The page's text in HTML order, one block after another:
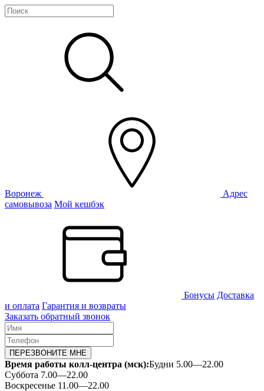
Воронеж
Адрес
самовывоза Мой кешбэк
Бонусы Доставка
и оплата Гарантия и возвраты
Заказать обратный звонок
ПЕРЕЗВОНИТЕ МНЕ
Время работы колл-центра (мск):Будни 5.00—22.00
Суббота 7.00—22.00
Воскресенье 11.00—22.00